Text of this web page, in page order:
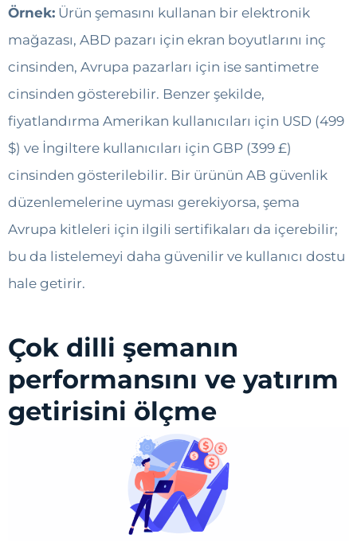
Örnek: Ürün şemasını kullanan bir elektronik
mağazası, ABD pazarı için ekran boyutlarını inç
cinsinden, Avrupa pazarları için ise santimetre
cinsinden gösterebilir. Benzer şekilde,
fiyatlandırma Amerikan kullanıcıları için USD (499
$) ve İngiltere kullanıcıları için GBP (399 £)
cinsinden gösterilebilir. Bir ürünün AB güvenlik
düzenlemelerine uyması gerekiyorsa, şema
Avrupa kitleleri için ilgili sertifikaları da içerebilir;
bu da listelemeyi daha güvenilir ve kullanıcı dostu
hale getirir.
Çok dilli şemanın
performansını ve yatırım
getirisini ölçme